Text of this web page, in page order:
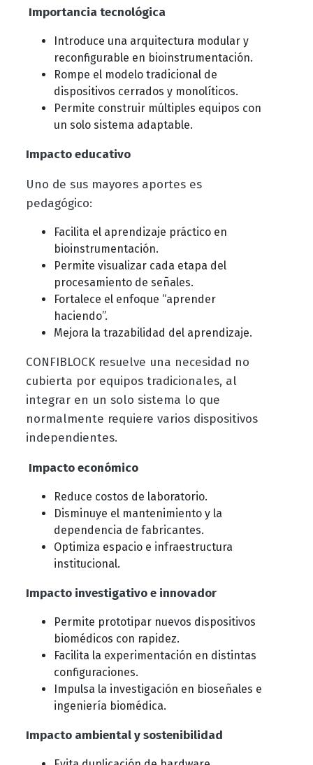
Importancia tecnológica
Introduce una arquitectura modular y
reconfigurable en bioinstrumentación.
Rompe el modelo tradicional de
dispositivos cerrados y monolíticos.
Permite construir múltiples equipos con
un solo sistema adaptable.
Impacto educativo
Uno de sus mayores aportes es
pedagógico:
Facilita el aprendizaje práctico en
bioinstrumentación.
Permite visualizar cada etapa del
procesamiento de señales.
Fortalece el enfoque “aprender
haciendo”.
Mejora la trazabilidad del aprendizaje.
CONFIBLOCK resuelve una necesidad no
cubierta por equipos tradicionales, al
integrar en un solo sistema lo que
normalmente requiere varios dispositivos
independientes.
Impacto económico
Reduce costos de laboratorio.
Disminuye el mantenimiento y la
dependencia de fabricantes.
Optimiza espacio e infraestructura
institucional.
Impacto investigativo e innovador
Permite prototipar nuevos dispositivos
biomédicos con rapidez.
Facilita la experimentación en distintas
configuraciones.
Impulsa la investigación en bioseñales e
ingeniería biomédica.
Impacto ambiental y sostenibilidad